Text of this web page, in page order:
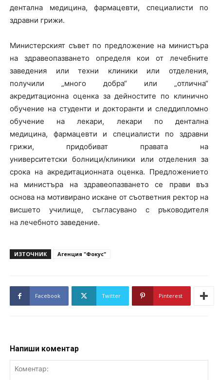
дентална медицина, фармацевти, специалисти по
здравни грижи.
Министерският съвет по предложение на министъра
на здравеопазването определя кои от лечебните
заведения или техни клиники или отделения,
получили „много добра“ или „отлична“
акредитационна оценка за дейностите по клинично
обучение на студенти и докторанти и следдипломно
обучение на лекари, лекари по дентална
медицина, фармацевти и специалисти по здравни
грижи, придобиват правата на
университетски болници/клиники или отделения за
срока на акредитационната оценка. Предложението
на министъра на здравеопазването се прави въз
основа на мотивирано искане от съответния ректор на
висшето училище, съгласувано с ръководителя
на лечебното заведение.
ИЗТОЧНИК Агенция "Фокус"
Facebook Twitter Pinterest
Напиши коментар